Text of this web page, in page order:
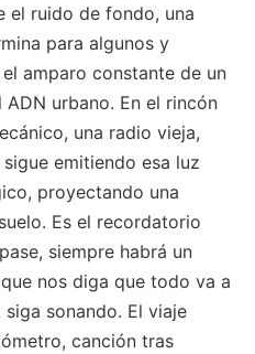
el ruido de fondo, una
para algunos y
amparo constante de un
urbano. En el rincón
una radio vieja,
emitiendo esa luz
proyectando una
Es el recordatorio
siempre habrá un
nos diga que todo va a
sonando. El viaje
canción tras